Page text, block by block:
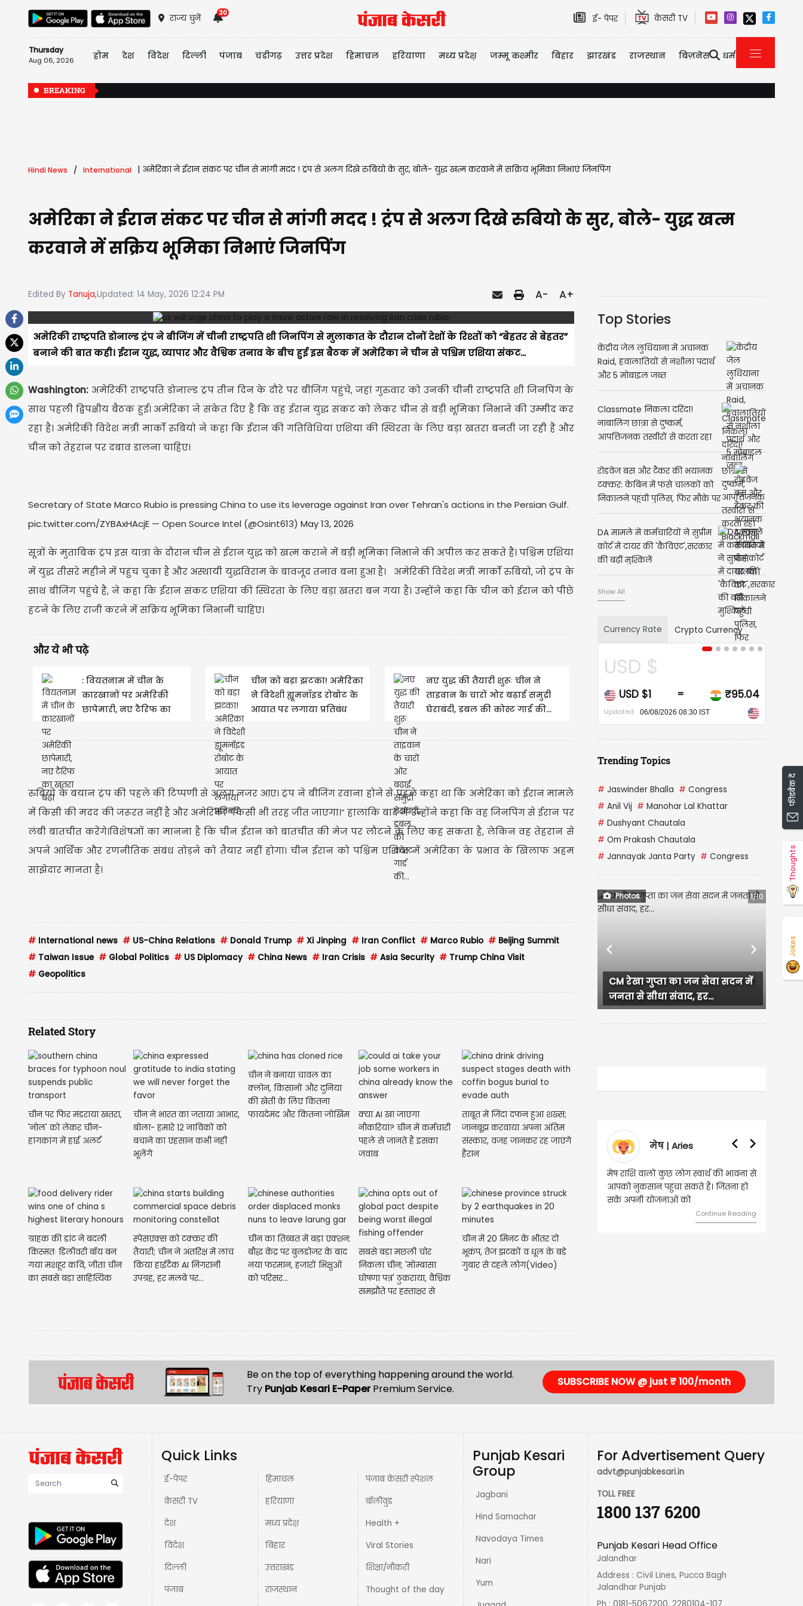
राज्य चुनें
30
ई- पेपर केसरी TV
Thursday
Aug 06, 2026 होम देश विदेश दिल्ली पंजाब चंडीगढ़ उत्तर प्रदेश हिमाचल हरियाणा मध्य प्रदेश़ जम्मू कश्मीर बिहार झारखंड राजस्थान बिज़नेस धर्म
BREAKING
Hindi News International अमेरिका ने ईरान संकट पर चीन से मांगी मदद ! ट्रंप से अलग दिखे रुबियो के सुर, बोले- युद्ध खत्म करवाने में सक्रिय भूमिका निभाएं जिनपिंग
अमेरिका ने ईरान संकट पर चीन से मांगी मदद ! ट्रंप से अलग दिखे रुबियो के सुर, बोले- युद्ध खत्म
करवाने में सक्रिय भूमिका निभाएं जिनपिंग
Edited By Tanuja,Updated: 14 May, 2026 12:24 PM A- A+
अमेरिकी राष्ट्रपति डोनाल्ड ट्रंप ने बीजिंग में चीनी राष्ट्रपति शी जिनपिंग से मुलाकात के दौरान दोनों देशों के रिश्तों को “बेहतर से बेहतर”
बनाने की बात कही। ईरान युद्ध, व्यापार और वैश्विक तनाव के बीच हुई इस बैठक में अमेरिका ने चीन से पश्चिम एशिया संकट...
Washington: अमेरिकी राष्ट्रपति डोनाल्ड ट्रंप तीन दिन के दौरे पर बीजिंग पहुंचे, जहां गुरुवार को उनकी चीनी राष्ट्रपति शी जिनपिंग के
साथ पहली द्विपक्षीय बैठक हुई। अमेरिका ने संकेत दिए हैं कि वह ईरान युद्ध संकट को लेकर चीन से बड़ी भूमिका निभाने की उम्मीद कर
रहा है। अमेरिकी विदेश मंत्री मार्को रुबियो ने कहा कि ईरान की गतिविधियां एशिया की स्थिरता के लिए बड़ा खतरा बनती जा रही हैं और
चीन को तेहरान पर दबाव डालना चाहिए।
Secretary of State Marco Rubio is pressing China to use its leverage against Iran over Tehran's actions in the Persian Gulf.
pic.twitter.com/ZYBAxHAcjE — Open Source Intel (@Osint613) May 13, 2026
सूत्रों के मुताबिक ट्रंप इस यात्रा के दौरान चीन से ईरान युद्ध को खत्म कराने में बड़ी भूमिका निभाने की अपील कर सकते हैं। पश्चिम एशिया
में युद्ध तीसरे महीने में पहुंच चुका है और अस्थायी युद्धविराम के बावजूद तनाव बना हुआ है। अमेरिकी विदेश मंत्री मार्को रुबियो, जो ट्रंप के
साथ बीजिंग पहुंचे हैं, ने कहा कि ईरान संकट एशिया की स्थिरता के लिए बड़ा खतरा बन गया है। उन्होंने कहा कि चीन को ईरान को पीछे
हटने के लिए राजी करने में सक्रिय भूमिका निभानी चाहिए।
और ये भी पढ़े
: वियतनाम में चीन के
कारखानों पर अमेरिकी
छापेमारी, नए टैरिफ का
चीन को बड़ा झटका! अमेरिका
ने विदेशी ह्यूमनॉइड रोबोट के
आयात पर लगाया प्रतिबंध
नए युद्ध की तैयारी शुरूः चीन ने
ताइवान के चारों ओर बढ़ाई समुद्री
घेराबंदी, डबल की कोस्ट गार्ड की...
रुबियो के बयान ट्रंप की पहले की टिप्पणी से अलग नजर आए। ट्रंप ने बीजिंग रवाना होने से पहले कहा था कि अमेरिका को ईरान मामले
में किसी की मदद की जरूरत नहीं है और अमेरिका “किसी भी तरह जीत जाएगा।” हालांकि बाद में उन्होंने कहा कि वह जिनपिंग से ईरान पर
लंबी बातचीत करेंगे।विशेषज्ञों का मानना है कि चीन ईरान को बातचीत की मेज पर लौटने के लिए कह सकता है, लेकिन वह तेहरान से
अपने आर्थिक और रणनीतिक संबंध तोड़ने को तैयार नहीं होगा। चीन ईरान को पश्चिम एशिया में अमेरिका के प्रभाव के खिलाफ अहम
साझेदार मानता है।
# International news # US-China Relations # Donald Trump # Xi Jinping # Iran Conflict # Marco Rubio # Beijing Summit
# Taiwan Issue # Global Politics # US Diplomacy # China News # Iran Crisis # Asia Security # Trump China Visit
# Geopolitics
Related Story
चीन पर फिर मंडराया खतरा,
'नोल' को लेकर चीन-
हांगकांग में हाई अलर्ट
चीन ने भारत का जताया आभार,
बोला- हमारे 12 नाविकों को
बचाने का एहसान कभी नहीं
भूलेंगे
चीन ने बनाया चावल का
क्लोन, किसानों और दुनिया
की खेती के लिए कितना
फायदेमंद और कितना जोखिम
क्या AI खा जाएगा
नौकरियां? चीन में कर्मचारी
पहले से जानते हैं इसका
जवाब
ताबूत में जिंदा दफन हुआ शख्स;
जानबूझ करवाया अपना अंतिम
संस्कार, वजह जानकर रह जाएंगे
हैरान
ग्राहक की डांट ने बदली
किस्मतः डिलीवरी बॉय बन
गया मशहूर कवि, जीता चीन
का सबसे बड़ा साहित्यिक
स्पेसएक्स को टक्कर की
तैयारी; चीन ने अंतरिक्ष में लांच
किया हाईटैक AI निगरानी
उपग्रह, हर मलबे पर...
चीन का तिब्बत में बड़ा एक्शन:
बौद्ध केंद्र पर बुलडोजर के बाद
नया फरमान, हजारों भिक्षुओं
को परिसर...
सबसे बड़ा मछली चोर
निकला चीन; 'मोम्बासा
घोषणा पत्र' ठुकराया, वैश्विक
समझौते पर हस्ताक्षर से
चीन में 20 मिनट के भीतर दो
भूकंप, तेज झटकों व धूल के बड़े
गुबार से दहले लोग(Video)
Top Stories
केंद्रीय जेल लुधियाना में अचानक
Raid, हवालातियों से नशीला पदार्थ
और 5 मोबाइल जब्त
Classmate निकला दरिंदा!
नाबालिग छात्रा से दुष्कर्म,
आपत्तिजनक तस्वीरों से करता रहा
Blackmail
रोडवेज बस और टैंकर की भयानक
टक्कर: केबिन में फंसे चालकों को
निकालने पहुंची पुलिस, फिर मौके पर
जो दिखा...
DA मामले में कर्मचारियों ने सुप्रीम
कोर्ट में दायर की 'कैविएट',सरकार
की बढ़ीं मुश्किलें
Show All
Currency Rate Crypto Currency
USD $
USD $1 ₹95.04
Updated 06/08/2026 08:30 IST Updated
Trending Topics
# Jaswinder Bhalla # Congress
# Anil Vij # Manohar Lal Khattar
# Dushyant Chautala
# Om Prakash Chautala
# Jannayak Janta Party # Congress
Photos 1/10
CM रेखा गुप्ता का जन सेवा सदन में
जनता से सीधा संवाद, हर...
Previous Next
मेष | Aries
मेष राशि वालों कुछ लोग स्वार्थ की भावना से
आपको नुकसान पहुंचा सकते हैं। जितना हो
सके अपनी योजनाओं को
Continue Reading
वृष राशि वालों
हुए कार्यों में
Be on the top of everything happening around the world.
Try Punjab Kesari E-PaperPremium Service.
SUBSCRIBE NOW @ just ₹ 100/month
Quick Links
ई-पेपर
केसरी TV
देश
विदेश
दिल्ली
पंजाब
हिमाचल
हरियाणा
मध्य प्रदेश़
बिहार
उत्तराखंड
राजस्थान
पंजाब केसरी स्पेशल
बॉलीवुड
Health +
Viral Stories
शिक्षा/नौकरी
Thought of the day
Punjab Kesari
Group
Jagbani
Hind Samachar
Navodaya Times
Nari
Yum
For Advertisement Query
advt@punjabkesari.in
TOLL FREE
1800 137 6200
Punjab Kesari Head Office
Jalandhar
Address : Civil Lines, Pucca Bagh
Jalandhar Punjab
Ph : 0181-5067200, 2280104-107
फीडबैक दें
Thoughts
Jokes